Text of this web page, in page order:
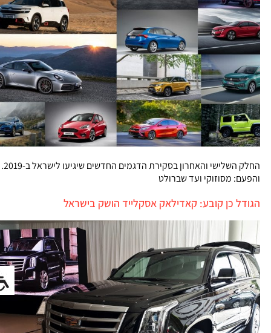
החלק השלישי והאחרון בסקירת הדגמים החדשים שיגיעו לישראל ב-2019.
והפעם: מסוזוקי ועד שברולט
הגודל כן קובע: קאדילאק אסקלייד הושק בישראל